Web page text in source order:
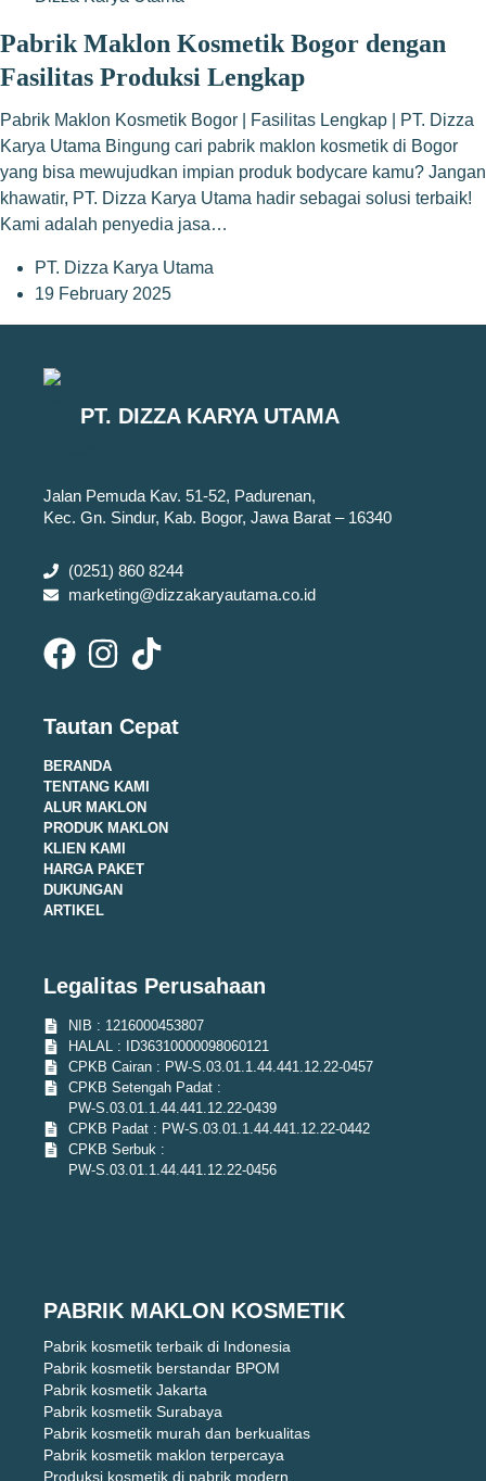
Pabrik Maklon Kosmetik Bogor dengan
Fasilitas Produksi Lengkap
Pabrik Maklon Kosmetik Bogor | Fasilitas Lengkap | PT. Dizza
Karya Utama Bingung cari pabrik maklon kosmetik di Bogor
yang bisa mewujudkan impian produk bodycare kamu? Jangan
khawatir, PT. Dizza Karya Utama hadir sebagai solusi terbaik!
Kami adalah penyedia jasa…
PT. Dizza Karya Utama
19 February 2025
PT. DIZZA KARYA UTAMA
Jalan Pemuda Kav. 51-52, Padurenan,
Kec. Gn. Sindur, Kab. Bogor, Jawa Barat – 16340
(0251) 860 8244
marketing@dizzakaryautama.co.id
Tautan Cepat
BERANDA
TENTANG KAMI
ALUR MAKLON
PRODUK MAKLON
KLIEN KAMI
HARGA PAKET
DUKUNGAN
ARTIKEL
Legalitas Perusahaan
NIB : 1216000453807
HALAL : ID36310000098060121
CPKB Cairan : PW-S.03.01.1.44.441.12.22-0457
CPKB Setengah Padat :
PW-S.03.01.1.44.441.12.22-0439
CPKB Padat : PW-S.03.01.1.44.441.12.22-0442
CPKB Serbuk :
PW-S.03.01.1.44.441.12.22-0456
PABRIK MAKLON KOSMETIK
Pabrik kosmetik terbaik di Indonesia
Pabrik kosmetik berstandar BPOM
Pabrik kosmetik Jakarta
Pabrik kosmetik Surabaya
Pabrik kosmetik murah dan berkualitas
Pabrik kosmetik maklon terpercaya
Produksi kosmetik di pabrik modern